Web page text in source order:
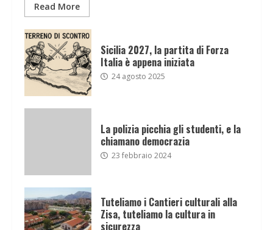
Read More
Sicilia 2027, la partita di Forza
Italia è appena iniziata
24 agosto 2025
La polizia picchia gli studenti, e la
chiamano democrazia
23 febbraio 2024
Tuteliamo i Cantieri culturali alla
Zisa, tuteliamo la cultura in
sicurezza